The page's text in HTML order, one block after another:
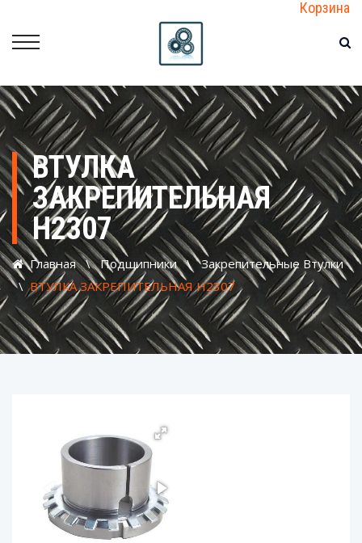
Корзина
ВТУЛКА
ЗАКРЕПИТЕЛЬНАЯ
H2307
Главная \ Подшипники \ Закрепительные Втулки
\ВТУЛКА ЗАКРЕПИТЕЛЬНАЯ H2307